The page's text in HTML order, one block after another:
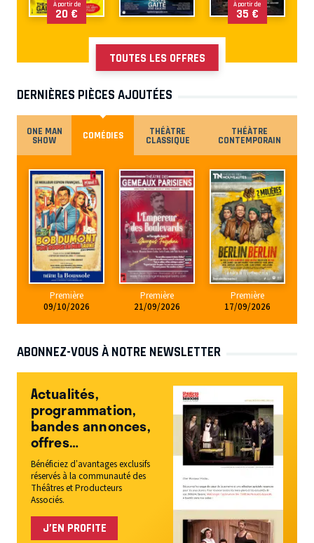
À partir de
20 €
À partir de
35 €
TOUTES LES OFFRES
DERNIÈRES PIÈCES AJOUTÉES
ONE MAN
SHOW
COMÉDIES
THÉÀTRE
CLASSIQUE
THÉÀTRE
CONTEMPORAIN
Première
09/10/2026
Première
21/09/2026
Première
17/09/2026
ABONNEZ-VOUS À NOTRE NEWSLETTER
Actualités,
programmation,
bandes annonces,
offres…
Bénéficiez d’avantages exclusifs
réservés à la communauté des
Théâtres et Producteurs
Associés.
J’EN PROFITE